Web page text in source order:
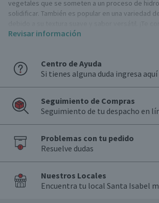
vegetales que se someten a un proceso de
solidificar. También es popular en una variedad
este alimento tan famoso en recetas dulces o
hacer galletas o pasteles, ya que aporta una
y un buen volumen a las masas. En la cocina
elaboración de salsas, puré de papas, y para
Diferencias entre la margarina y mantequilla
A diferencia de lamantequilla, que proviene
la margarina tiene un perfil de grasa diferente y
contener menos colesterol. Además, es una
Tips para cocinar con margarina
Revisar información
Centro de Ayuda
Si tienes alguna duda ingresa aquí
Seguimiento de Compras
Seguimiento de tu despacho en
Problemas con tu pedido
Resuelve dudas
Nuestros Locales
Encuentra tu local Santa Isabel